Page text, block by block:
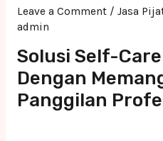
Leave a Comment / Jasa
admin
Solusi Self-
Dengan
Panggilan